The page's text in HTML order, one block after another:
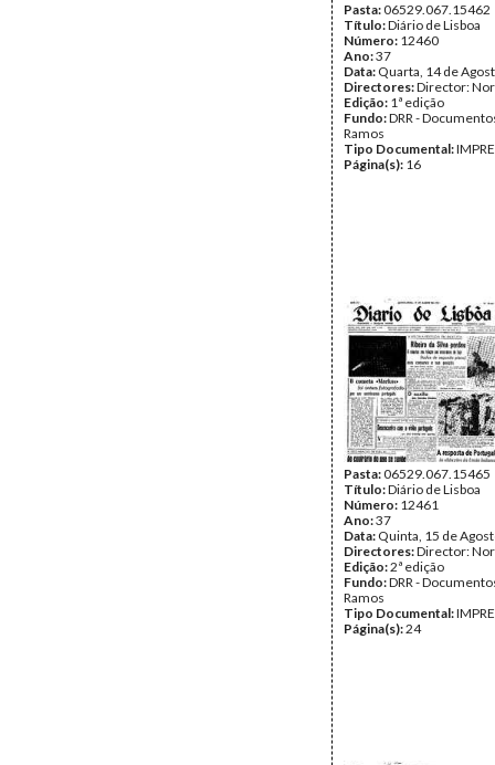
Pasta:06529.067.15462
Título:Diário de Lisboa
Número: 12460
Ano:37
Data: Quarta, 14 de
Directores:Director:
Edição: 1ª edição
Fundo:DRR -
Ramos
Tipo Documental:
Página(s): 16
Pasta:06529.067.15465
Título:Diário de Lisboa
Número: 12461
Ano:37
Data: Quinta, 15 de
Directores:Director:
Edição:2ª edição
Fundo:DRR -
Ramos
Tipo Documental:
Página(s):24